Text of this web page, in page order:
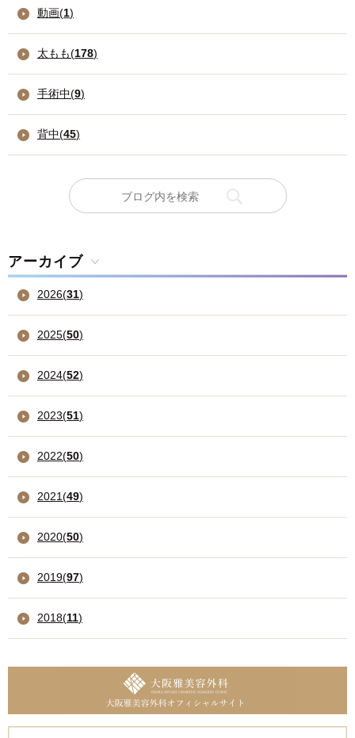
動画(1)
太もも(178)
手術中(9)
背中(45)
アーカイブ
2026(31)
2025(50)
2024(52)
2023(51)
2022(50)
2021(49)
2020(50)
2019(97)
2018(11)